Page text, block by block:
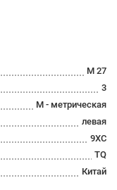
М 27
3
М - метрическая
левая
9ХС
TQ
Китай